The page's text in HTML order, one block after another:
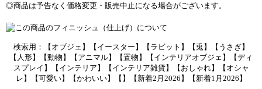
◎商品は予告なく価格変更・販売中止になる場合がございます。
検索用：【オブジェ】【イースター】【ラビット】【兎】【うさぎ】
【人形】【動物】【アニマル】【置物】【インテリアオブジェ】【ディ
スプレイ】【インテリア】【インテリア雑貨】【おしゃれ】【オシャ
レ】【可愛い】【かわいい】【】【新着2月2026】【新着1月2026】